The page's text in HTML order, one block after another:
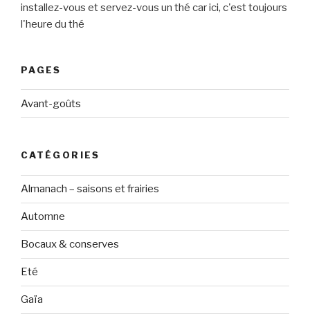
installez-vous et servez-vous un thé car ici, c'est toujours
l'heure du thé
PAGES
Avant-goûts
CATÉGORIES
Almanach – saisons et frairies
Automne
Bocaux & conserves
Eté
Gaïa